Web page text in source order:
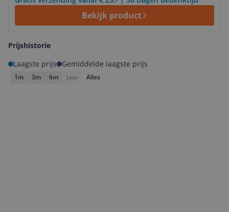
Bekijk product
Prijshistorie
Laagste prijs
Gemiddelde laagste prijs
1m 3m 6m Jaar Alles